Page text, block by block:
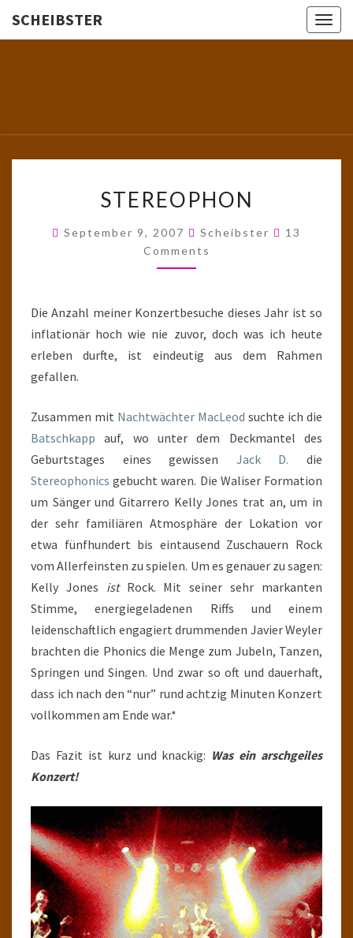
SCHEIBSTER
School!
STEREOPHON
September 9, 2007 Scheibster Comments
13
Comments
Die Anzahl meiner Konzertbesuche dieses Jahr ist so
inflationär hoch wie nie zuvor, doch was ich heute
erleben durfte, ist eindeutig aus dem Rahmen
gefallen.
Zusammen mit Nachtwächter MacLeod suchte ich die
Batschkapp auf, wo unter dem Deckmantel des
Geburtstages eines gewissen Jack D. die
Stereophonics gebucht waren. Die Waliser Formation
um Sänger und Gitarrero Kelly Jones trat an, um in
der sehr familiären Atmosphäre der Lokation vor
etwa fünfhundert bis eintausend Zuschauern Rock
vom Allerfeinsten zu spielen. Um es genauer zu sagen:
Kelly Jones istRock. Mit seiner sehr markanten
Stimme, energiegeladenen Riffs und einem
leidenschaftlich engagiert drummenden Javier Weyler
brachten die Phonics die Menge zum Jubeln, Tanzen,
Springen und Singen. Und zwar so oft und dauerhaft,
dass ich nach den “nur” rund achtzig Minuten Konzert
vollkommen am Ende war.*
Das Fazit ist kurz und knackig: Was ein arschgeiles
Konzert!